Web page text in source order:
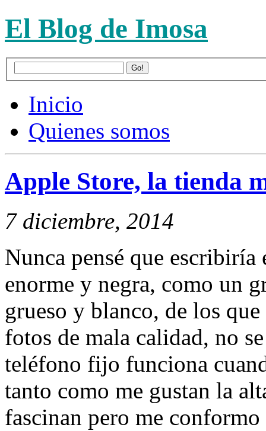
El Blog de Imosa
Inicio
Quienes somos
Apple Store, la tienda
7 diciembre, 2014
Nunca pensé que
enorme y negra, como un
grueso y blanco, de los
fotos de mala calidad, no
teléfono fijo funciona
tanto como me gustan la
fascinan pero me